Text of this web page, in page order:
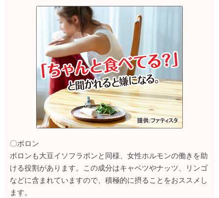
〇ボロン
ボロンも大豆イソフラボンと同様、女性ホルモンの働きを助
ける役割があります。この成分はキャベツやナッツ、リンゴ
などに含まれていますので、積極的に摂ることをおススメし
ます。